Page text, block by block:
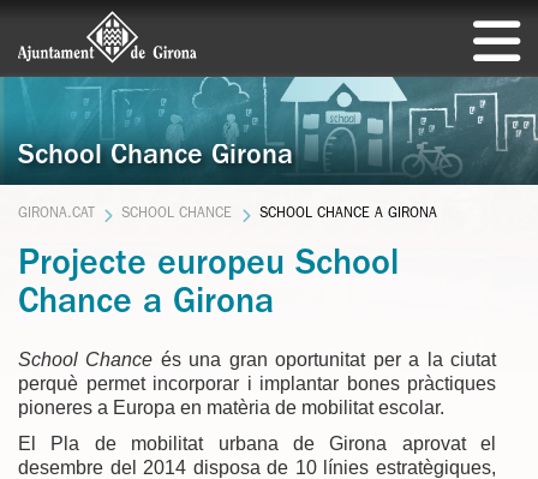
School Chance Girona
GIRONA.CAT SCHOOL CHANCE SCHOOL CHANCE A GIRONA
Projecte europeu School
Chance a Girona
School Chance és una gran oportunitat per a la ciutat
perquè permet incorporar i implantar bones pràctiques
pioneres a Europa en matèria de mobilitat escolar.
El Pla de mobilitat urbana de Girona aprovat el
desembre del 2014 disposa de 10 línies estratègiques,